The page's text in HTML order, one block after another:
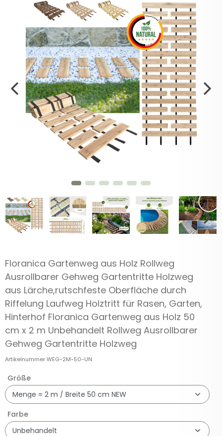
Floranica Gartenweg aus Holz Rollweg
Ausrollbarer Gehweg Gartentritte Holzweg
aus Lärche,rutschfeste Oberfläche durch
Riffelung Laufweg Holztritt für Rasen, Garten,
Hinterhof Floranica Gartenweg aus Holz 50
cm x 2 m Unbehandelt Rollweg Ausrollbarer
Gehweg Gartentritte Holzweg
ArtikelnummerWEG-2M-50-UN
Größe
Farbe